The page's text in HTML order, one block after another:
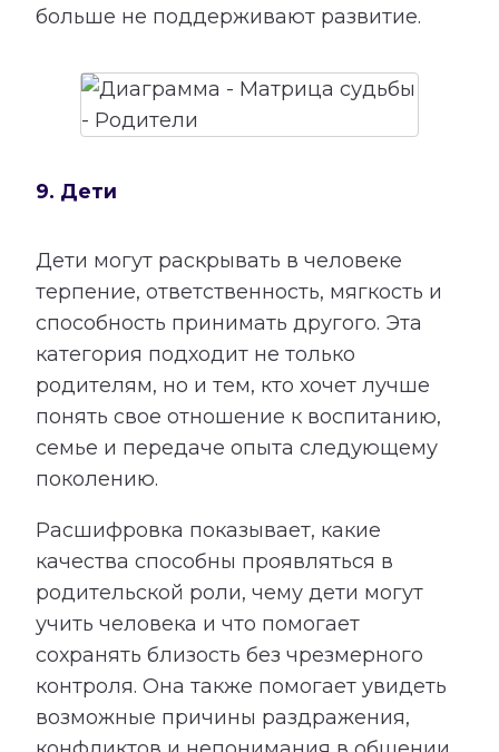
больше не поддерживают развитие.
9. Дети
Дети могут раскрывать в человеке
терпение, ответственность, мягкость и
способность принимать другого. Эта
категория подходит не только
родителям, но и тем, кто хочет лучше
понять свое отношение к воспитанию,
семье и передаче опыта следующему
поколению.
Расшифровка показывает, какие
качества способны проявляться в
родительской роли, чему дети могут
учить человека и что помогает
сохранять близость без чрезмерного
контроля. Она также помогает увидеть
возможные причины раздражения,